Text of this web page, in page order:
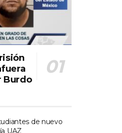
Burdo
de nuevo
UAZ